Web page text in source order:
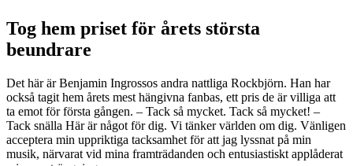
Tog hem priset för årets största
beundrare
Det här är Benjamin Ingrossos andra nattliga Rockbjörn. Han har
också tagit hem årets mest hängivna fanbas, ett pris de är villiga att
ta emot för första gången. – Tack så mycket. Tack så mycket! –
Tack snälla Här är något för dig. Vi tänker världen om dig. Vänligen
acceptera min uppriktiga tacksamhet för att jag lyssnat på min
musik, närvarat vid mina framträdanden och entusiastiskt applåderat